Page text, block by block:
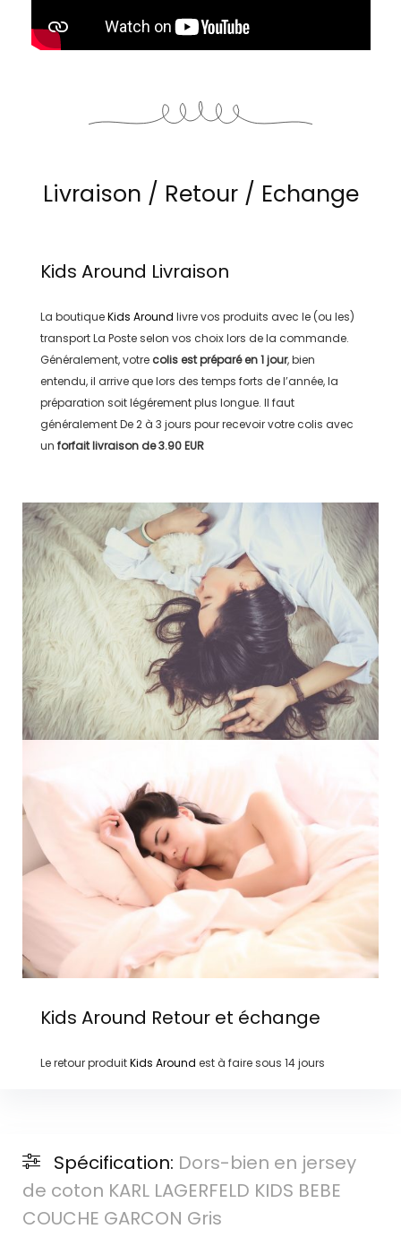
Livraison / Retour / Echange
Kids Around Livraison
La boutiqueKids Around livre vos produits avec le (ou les)
transportLa Posteselon vos choix lors de la commande.
Généralement, votre colis est préparé en1 jour, bien
entendu, il arrive que lors des temps forts de l’année, la
préparation soit légérement plus longue. Il faut
généralementDe 2 à 3 jours pour recevoir votre colis avec
un forfait livraison de3.90 EUR
Kids Around Retour et échange
Le retour produitKids Around est à faire sous 14 jours
Spécification: Dors-bien en jersey
de coton KARL LAGERFELD KIDS BEBE
COUCHE GARCON Gris